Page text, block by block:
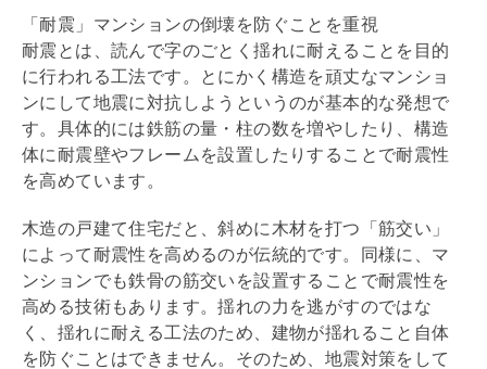
「耐震」マンションの倒壊を防ぐことを重視
耐震 とは、読んで字のごとく揺れに耐えることを目的
に行われる工法です。とにかく構造を頑丈なマンショ
ンにして地震に対抗しようというのが基本的な発想で
す。具体的には鉄筋の量・柱の数を増やしたり、構造
体に耐震壁やフレームを設置したりすることで耐震性
を高めています。
木造の戸建て住宅だと、斜めに木材を打つ「 筋交い 」
によって耐震性を高めるのが伝統的です。同様に、マ
ンションでも鉄骨の筋交い を設置することで耐震性を
高める技術もあります。揺れの力を逃がすのではな
く、揺れに耐える工法のため、建物が揺れること自体
を防ぐことはできません。そのため、地震対策をして